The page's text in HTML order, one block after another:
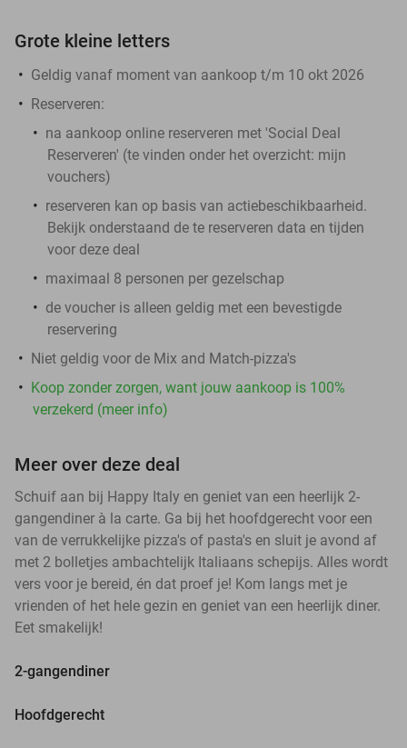
Grote kleine letters
Geldig vanaf moment van aankoop t/m 10 okt 2026
Reserveren:
na aankoop online reserveren met 'Social Deal
Reserveren' (te vinden onder het overzicht: mijn
vouchers)
reserveren kan op basis van actiebeschikbaarheid.
Bekijk onderstaand de te reserveren data en tijden
voor deze deal
maximaal 8 personen per gezelschap
de voucher is alleen geldig met een bevestigde
reservering
Niet geldig voor de Mix and Match-pizza's
Koop zonder zorgen, want jouw aankoop is 100%
verzekerd (meer info)
Meer over deze deal
Schuif aan bij Happy Italy en geniet van een heerlijk 2-
gangendiner à la carte. Ga bij het hoofdgerecht voor een
van de verrukkelijke pizza's of pasta's en sluit je avond af
met 2 bolletjes ambachtelijk Italiaans schepijs. Alles wordt
vers voor je bereid, én dat proef je! Kom langs met je
vrienden of het hele gezin en geniet van een heerlijk diner.
Eet smakelijk!
2-gangendiner
Hoofdgerecht